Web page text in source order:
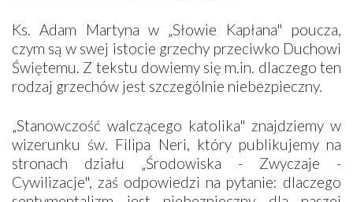
Ks. Adam Martyna w „Słowie Kapłana" poucza,
czym są w swej istocie grzechy przeciwko Duchowi
Świętemu. Z tekstu dowiemy się m.in. dlaczego ten
rodzaj grzechów jest szczególnie niebezpieczny.
„Stanowczość walczącego katolika" znajdziemy w
wizerunku św. Filipa Neri, który publikujemy na
stronach działu „Środowiska - Zwyczaje -
Cywilizacje", zaś odpowiedzi na pytanie: dlaczego